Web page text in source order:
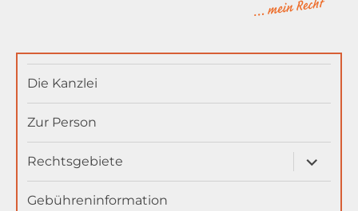
Die Kanzlei
Zur Person
Rechtsgebiete
öffnen
Gebühreninformation